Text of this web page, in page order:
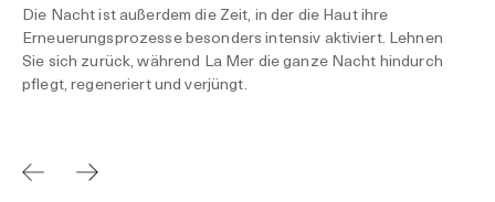
Die Nacht ist außerdem die Zeit, in der die Haut ihre
Erneuerungsprozesse besonders intensiv aktiviert. Lehnen
Sie sich zurück, während La Mer die ganze Nacht hindurch
pflegt, regeneriert und verjüngt.